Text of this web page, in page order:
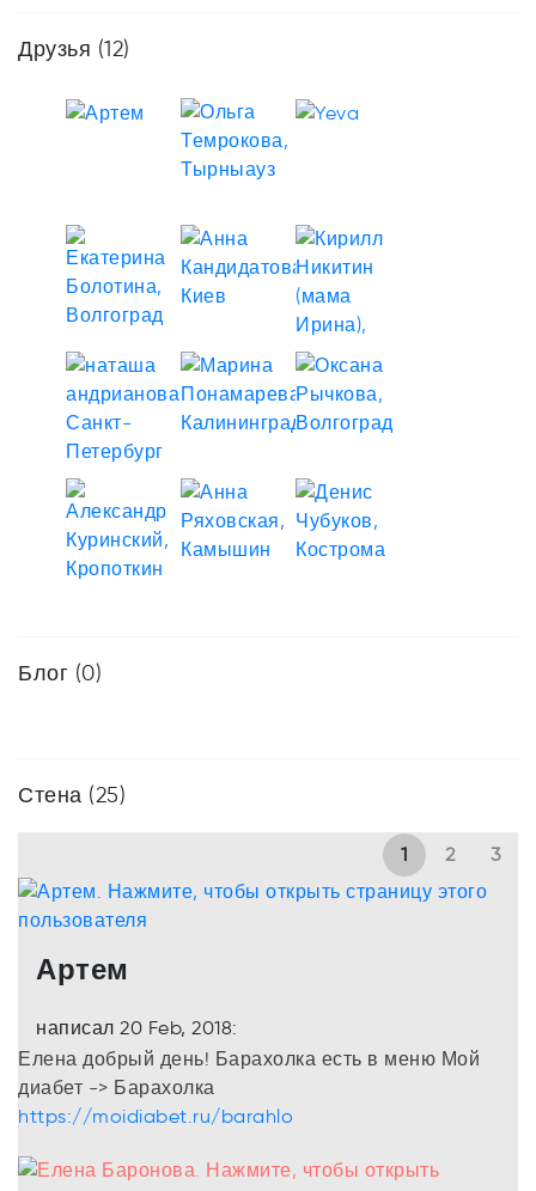
Друзья (12)
Блог (0)
Стена (25)
1 2 3
Артем
написал 20 Feb, 2018:
Елена добрый день! Барахолка есть в меню Мой
диабет -> Барахолка
https://moidiabet.ru/barahlo